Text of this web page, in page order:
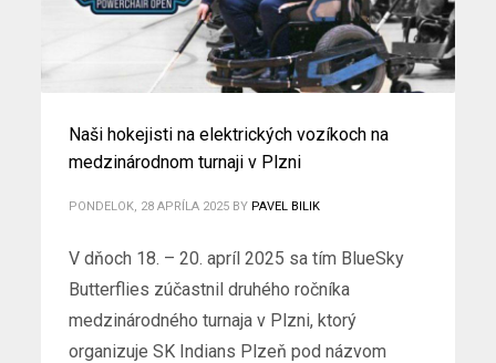
Naši hokejisti na elektrických vozíkoch na
medzinárodnom turnaji v Plzni
PONDELOK, 28 APRÍLA 2025 BY PAVEL BILIK
V dňoch 18. – 20. apríl 2025 sa tím BlueSky
Butterflies zúčastnil druhého ročníka
medzinárodného turnaja v Plzni, ktorý
organizuje SK Indians Plzeň pod názvom